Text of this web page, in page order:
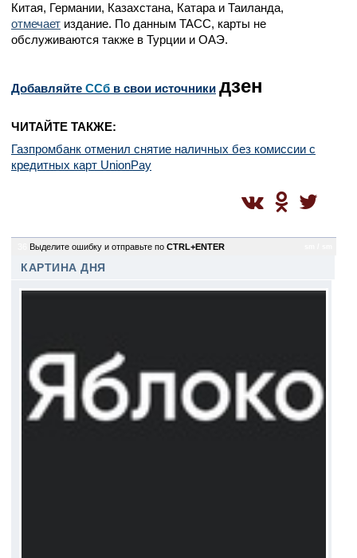
Китая, Германии, Казахстана, Катара и Таиланда,
отмечает издание. По данным ТАСС, карты не
обслуживаются также в Турции и ОАЭ.
Добавляйте CСб в свои источники дзен
ЧИТАЙТЕ ТАКЖЕ:
Газпромбанк отменил снятие наличных без комиссии с
кредитных карт UnionPay
Выделите ошибку и отправьте по CTRL+ENTER
КАРТИНА ДНЯ